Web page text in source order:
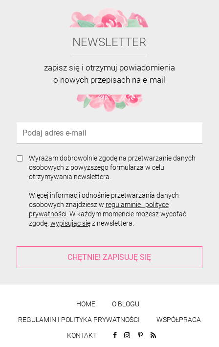
NEWSLETTER
zapisz się i otrzymuj powiadomienia
o nowych przepisach na e-mail
Wyrażam dobrowolnie zgodę na przetwarzanie danych
osobowych z powyższego formularza w celu
otrzymywania newslettera.
Więcej informacji odnośnie przetwarzania danych
osobowych znajdziesz w regulaminie i polityce
prywatności . W każdym momencie możesz wycofać
zgodę, wypisując sięz newslettera.
HOME
O BLOGU
REGULAMIN I POLITYKA PRYWATNOŚCI
WSPÓŁPRACA
KONTAKT